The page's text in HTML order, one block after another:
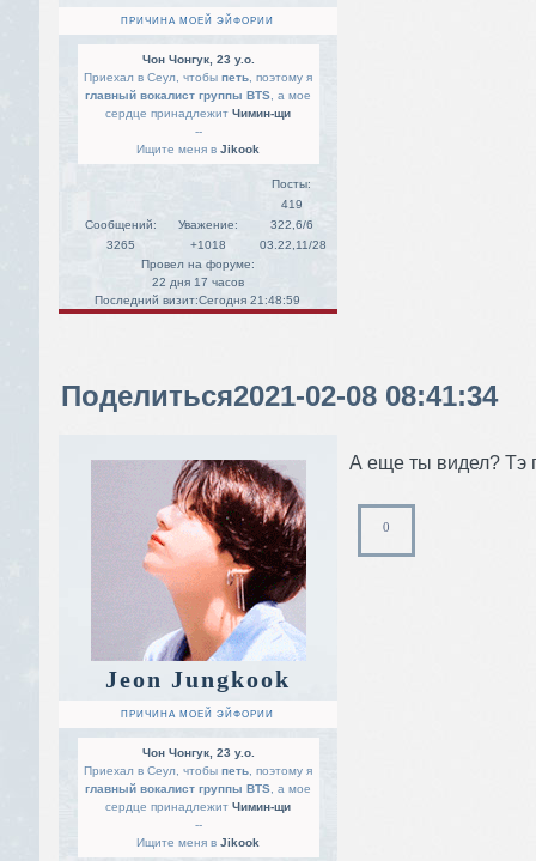
ПРИЧИНА МОЕЙ ЭЙФОРИИ
Чон Чонгук, 23 y.o.
Приехал в Сеул, чтобы петь , поэтому я
главный вокалист группы BTS , а мое
сердце принадлежит Чимин-щи
--
Ищите меня в Jikook
Сообщений:
3265
Уважение:
+1018
Посты:
419
322,6/6
03.22,11/28
Провел на форуме:
22 дня 17 часов
Последний визит:Сегодня 21:48:59
Поделиться2021-02-08 08:41:34
Jeon Jungkook
ПРИЧИНА МОЕЙ ЭЙФОРИИ
Чон Чонгук, 23 y.o.
Приехал в Сеул, чтобы петь , поэтому я
главный вокалист группы BTS , а мое
сердце принадлежит Чимин-щи
--
Ищите меня в Jikook
А еще ты видел? Тэ
0